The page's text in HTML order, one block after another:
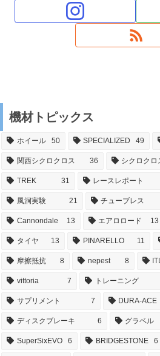
機材トピックス
ホイール 50 SPECIALIZED 49
関西シクロクロス 36 シクロクロ
TREK 31 レースレポート
風洞実験 21 チューブレス
Cannondale 13 エアロロード 13
タイヤ 13 PINARELLO 11
摩擦抵抗 8 nepest 8
vittoria 7 トレーニング
サプリメント 7 DURA-ACE
ディスクブレーキ 6 グラベル
SuperSixEVO 6 BRIDGESTONE 6